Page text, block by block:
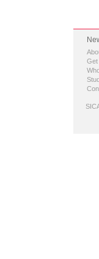
Get